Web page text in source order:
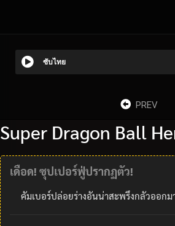
ซับไทย
PREV
Super Dragon Ball
เดือด! ซุปเปอร์ฟู่ปรากฏตัว!
คัมเบอร์ปล่อยร่างอันน่าสะพรึงกลัวออก